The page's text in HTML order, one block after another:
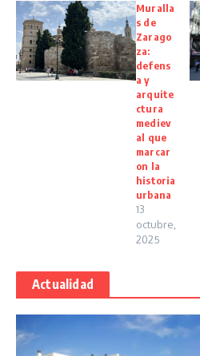
Muralla
s de
Zarago
za:
defens
a y
arquite
ctura
mediev
al que
marcar
on la
historia
urbana
13
octubre,
2025
Actualidad